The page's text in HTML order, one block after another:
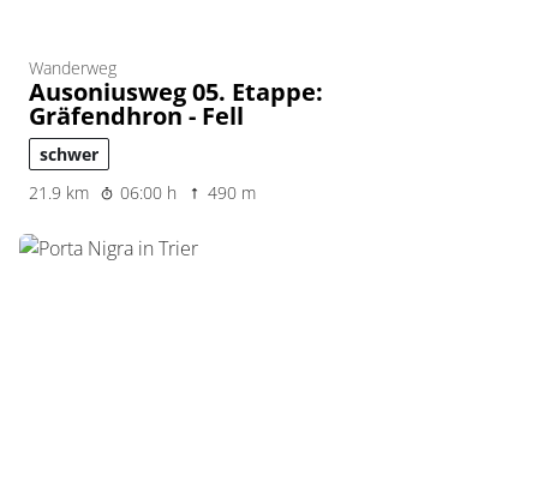
Wanderweg
Ausoniusweg 05. Etappe:
Gräfendhron - Fell
schwer
21.9 km
06:00 h 490 m